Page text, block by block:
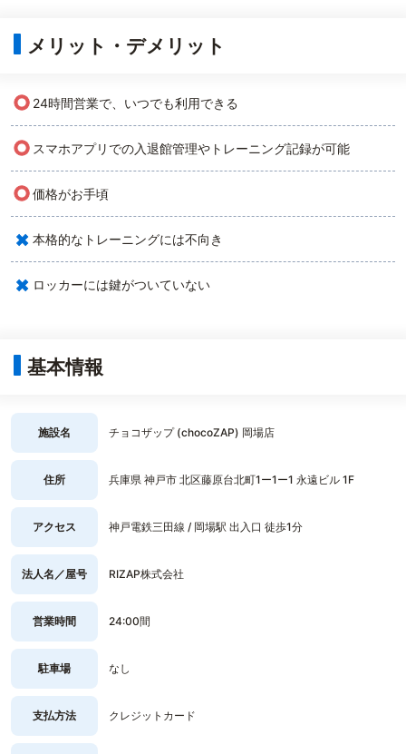
メリット・デメリット
○ 24時間営業で、いつでも利用できる
○ スマホアプリでの入退館管理やトレーニング記録が可能
○価格がお手頃
× 本格的なトレーニングには不向き
× ロッカーには鍵がついていない
基本情報
施設名 チョコザップ (chocoZAP) 岡場店
住所 兵庫県 神戸市 北区藤原台北町1ー1ー1 永遠ビル 1F
アクセス 神戸電鉄三田線 / 岡場駅 出入口 徒歩1分
法人名／屋号 RIZAP株式会社
営業時間 24:00間
駐車場 なし
支払方法 クレジットカード